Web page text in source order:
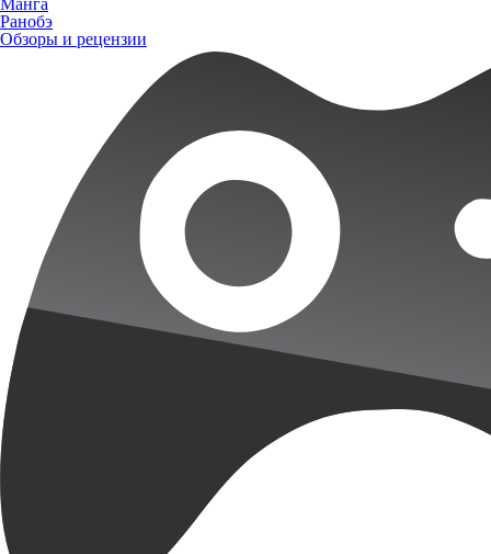
Манга
Ранобэ
Обзоры и рецензии